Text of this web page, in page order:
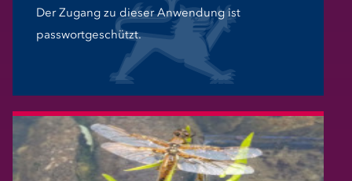
Der Zugang zu dieser Anwendung ist
passwortgeschützt.